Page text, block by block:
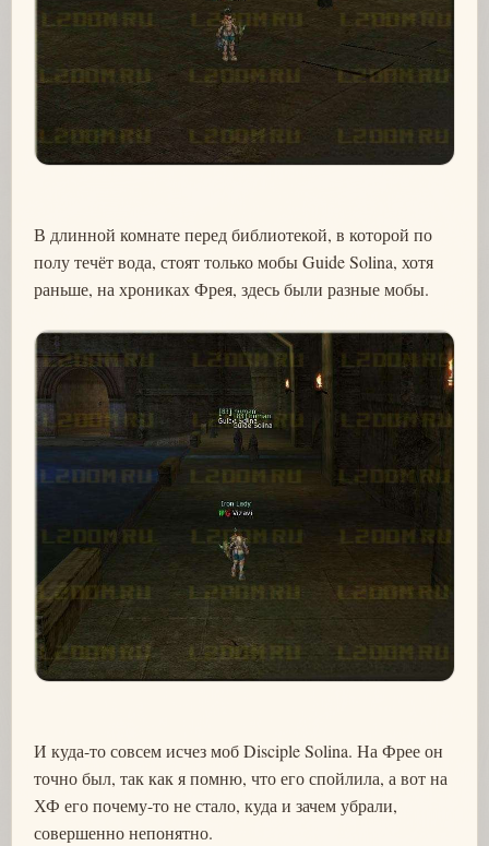
В длинной комнате перед библиотекой, в которой по
полу течёт вода, стоят только мобы Guide Solina, хотя
раньше, на хрониках Фрея, здесь были разные мобы.
И куда-то совсем исчез моб Disciple Solina. На Фрее он
точно был, так как я помню, что его спойлила, а вот на
ХФ его почему-то не стало, куда и зачем убрали,
совершенно непонятно.